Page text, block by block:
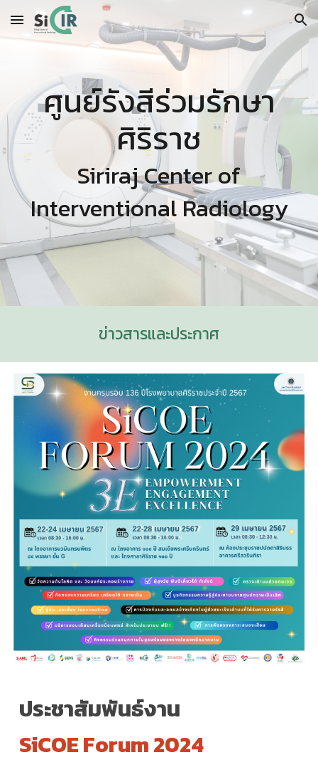
Skip to main content Skip to navigation
ศูนย์รังสีร่วมรักษา
ศิริราช
Siriraj Center of
Interventional Radiology
ข่าวสารและประกาศ
ประชาสัมพันธ์งาน
SiCOE Forum 2024